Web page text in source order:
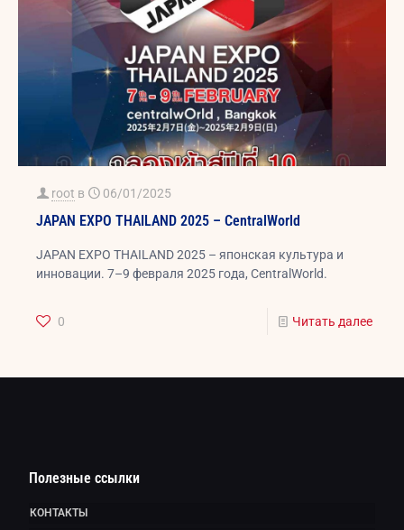
root в 06/01/2025
JAPAN EXPO THAILAND 2025 – CentralWorld
JAPAN EXPO THAILAND 2025 – японская культура и
инновации. 7–9 февраля 2025 года, CentralWorld.
0 Читать далее
Полезные ссылки
КОНТАКТЫ